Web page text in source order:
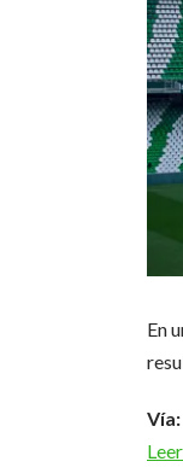
En